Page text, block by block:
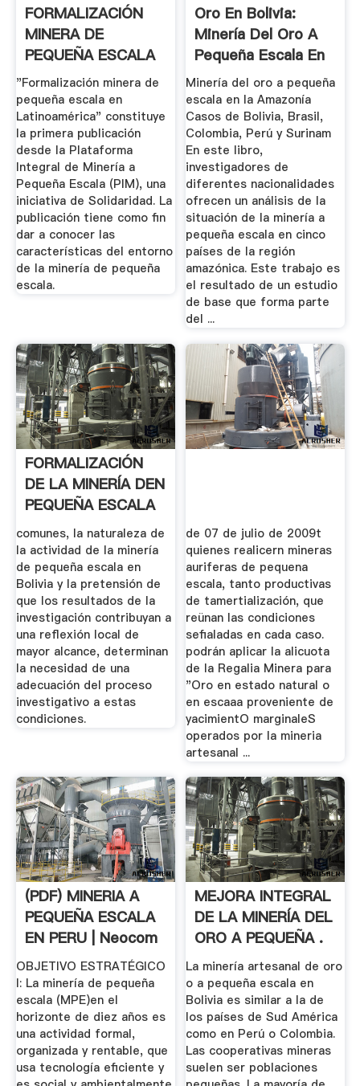
FORMALIZACIÓN
MINERA DE
PEQUEÑA ESCALA
EN .
"Formalización minera de
pequeña escala en
Latinoamérica" constituye
la primera publicación
desde la Plataforma
Integral de Minería a
Pequeña Escala (PIM), una
iniciativa de Solidaridad. La
publicación tiene como fin
dar a conocer las
características del entorno
de la minería de pequeña
escala.
Oro En Bolivia:
Minería Del Oro A
Pequeña Escala En
La ...
Minería del oro a pequeña
escala en la Amazonía
Casos de Bolivia, Brasil,
Colombia, Perú y Surinam
En este libro,
investigadores de
diferentes nacionalidades
ofrecen un análisis de la
situación de la minería a
pequeña escala en cinco
países de la región
amazónica. Este trabajo es
el resultado de un estudio
de base que forma parte
del ...
FORMALIZACIÓN
DE LA MINERÍA DEN
PEQUEÑA ESCALA
EN .
comunes, la naturaleza de
la actividad de la minería
de pequeña escala en
Bolivia y la pretensión de
que los resultados de la
investigación contribuyan a
una reflexión local de
mayor alcance, determinan
la necesidad de una
adecuación del proceso
investigativo a estas
condiciones.
de 07 de julio de 2009t
quienes realicern mineras
auriferas de pequena
escala, tanto productivas
de tamertialización, que
reünan las condiciones
sefialadas en cada caso.
podrán aplicar la alicuota
de la Regalia Minera para
"Oro en estado natural o
en escaaa proveniente de
yacimientO marginaleS
operados por la mineria
artesanal ...
(PDF) MINERIA A
PEQUEÑA ESCALA
EN PERU | Neocom
Peru ...
OBJETIVO ESTRATÉGICO
I: La minería de pequeña
escala (MPE)en el
horizonte de diez años es
una actividad formal,
organizada y rentable, que
usa tecnología eficiente y
MEJORA INTEGRAL
DE LA MINERÍA DEL
ORO A PEQUEÑA .
La minería artesanal de oro
o a pequeña escala en
Bolivia es similar a la de
los países de Sud América
como en Perú o Colombia.
Las cooperativas mineras
suelen ser poblaciones